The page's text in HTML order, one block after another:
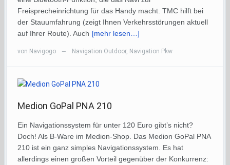
Freisprecheinrichtung für das Handy macht. TMC hilft bei
der Stauumfahrung (zeigt Ihnen Verkehrsstörungen aktuell
auf Ihrer Route). Auch [mehr lesen…]
von Navigogo — Navigation Outdoor, Navigation Pkw
Medion GoPal PNA 210
Ein Navigationssystem für unter 120 Euro gibt’s nicht?
Doch! Als B-Ware im Medion-Shop. Das Medion GoPal PNA
210 ist ein ganz simples Navigationssystem. Es hat
allerdings einen großen Vorteil gegenüber der Konkurrenz: